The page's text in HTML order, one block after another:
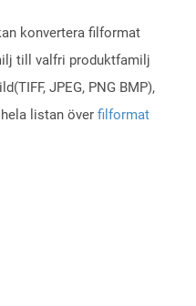
konvertera filformat
till valfri produktfamilj
JPEG, PNG BMP),
listan över filformat